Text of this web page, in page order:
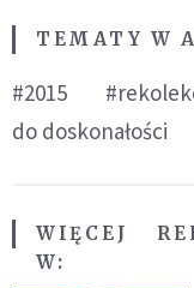
TEMATY W
#2015
do doskonałości
WIĘCEJ
W: